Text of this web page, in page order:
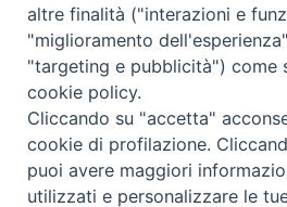
nazione:Stati Uniti
altre finalità ("interazioni e
"miglioramento
"targeting e pubblicità") come
cookie policy.
Cliccando su "accetta"
cookie di profilazione.
puoi avere maggiori
utilizzati e personalizzare le